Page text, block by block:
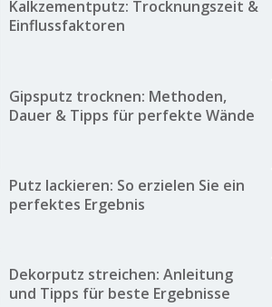
Kalkzementputz: Trocknungszeit &
Einflussfaktoren
Gipsputz trocknen: Methoden,
Dauer & Tipps für perfekte Wände
Putz lackieren: So erzielen Sie ein
perfektes Ergebnis
Dekorputz streichen: Anleitung
und Tipps für beste Ergebnisse